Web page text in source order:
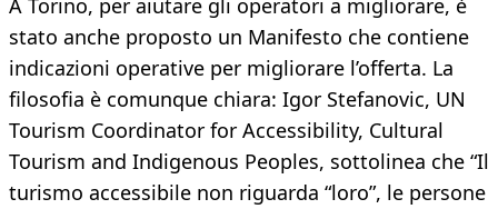
A Torino, per aiutare gli operatori a migliorare, è
stato anche proposto un Manifesto che contiene
indicazioni operative per migliorare l’offerta. La
filosofia è comunque chiara: Igor Stefanovic, UN
Tourism Coordinator for Accessibility, Cultural
Tourism and Indigenous Peoples, sottolinea che “Il
turismo accessibile non riguarda “loro”, le persone